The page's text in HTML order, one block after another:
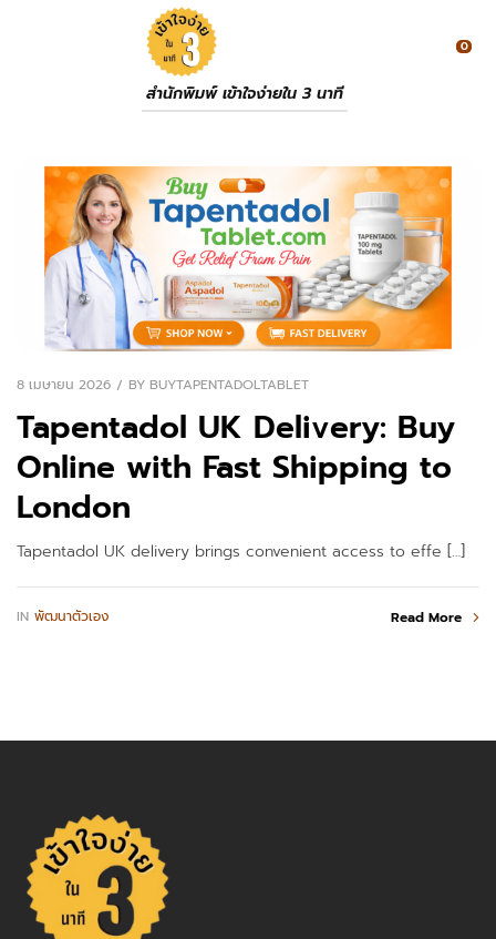
สำนักพิมพ์ เข้าใจง่ายใน 3 นาที
0
8 เมษายน 2026 BY BUYTAPENTADOLTABLET
Tapentadol UK Delivery: Buy
Online with Fast Shipping to
London
Tapentadol UK delivery brings convenient access to effe […]
IN พัฒนาตัวเอง Read More